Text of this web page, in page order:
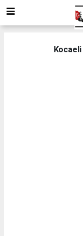
Kocaeli